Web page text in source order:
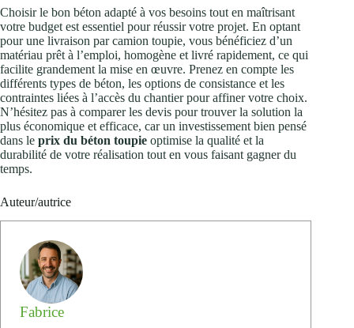
Choisir le bon béton adapté à vos besoins tout en maîtrisant
votre budget est essentiel pour réussir votre projet. En optant
pour une livraison par camion toupie, vous bénéficiez d’un
matériau prêt à l’emploi, homogène et livré rapidement, ce qui
facilite grandement la mise en œuvre. Prenez en compte les
différents types de béton, les options de consistance et les
contraintes liées à l’accès du chantier pour affiner votre choix.
N’hésitez pas à comparer les devis pour trouver la solution la
plus économique et efficace, car un investissement bien pensé
dans le prix du béton toupie optimise la qualité et la
durabilité de votre réalisation tout en vous faisant gagner du
temps.
Auteur/autrice
Fabrice